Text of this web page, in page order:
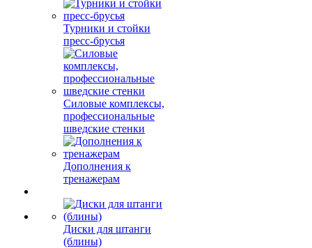
Турники и стойки
пресс-брусья
Силовые комплексы,
профессиональные
шведские стенки
Дополнения к
тренажерам
Диски для штанги
(блины)